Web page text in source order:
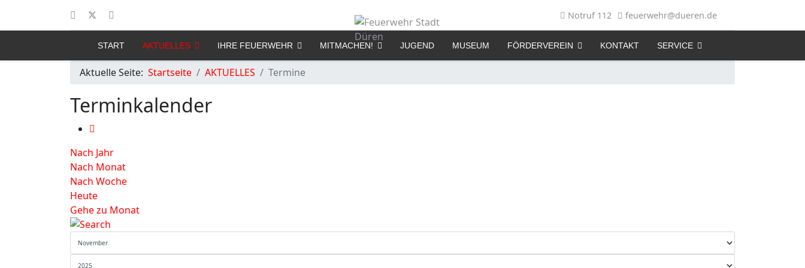
Notruf 112 feuerwehr@dueren.de
START AKTUELLES IHRE FEUERWEHR MITMACHEN! JUGEND MUSEUM FÖRDERVEREIN KONTAKT SERVICE
Aktuelle Seite: Startseite AKTUELLES Termine
Terminkalender
Nach Jahr
Nach Monat
Nach Woche
Heute
Gehe zu Monat